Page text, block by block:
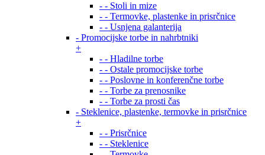
- - Stoli in mize
- - Termovke, plastenke in prisrčnice
- - Usnjena galanterija
- Promocijske torbe in nahrbtniki
+
- - Hladilne torbe
- - Ostale promocijske torbe
- - Poslovne in konferenčne torbe
- - Torbe za prenosnike
- - Torbe za prosti čas
- Steklenice, plastenke, termovke in prisrčnice
+
- - Prisrčnice
- - Steklenice